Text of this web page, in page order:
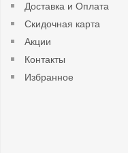
Доставка и Оплата
Скидочная карта
Акции
Контакты
Избранное